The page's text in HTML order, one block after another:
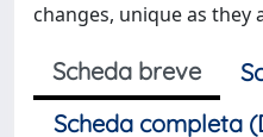
changes, unique as they
Scheda breve
Scheda completa